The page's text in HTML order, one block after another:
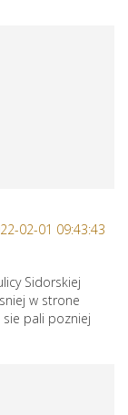
02-01 09:43:43
Sidorskiej
w strone
sie pali pozniej